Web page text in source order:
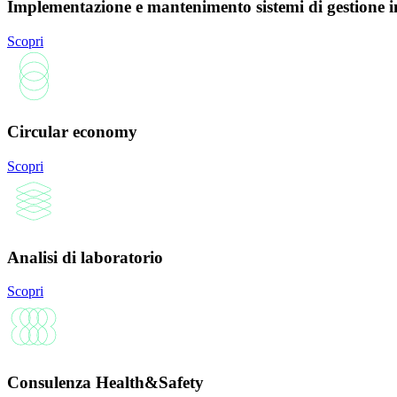
Implementazione e mantenimento sistemi di gestione
Scopri
Circular economy
Scopri
Analisi di laboratorio
Scopri
Consulenza Health&Safety